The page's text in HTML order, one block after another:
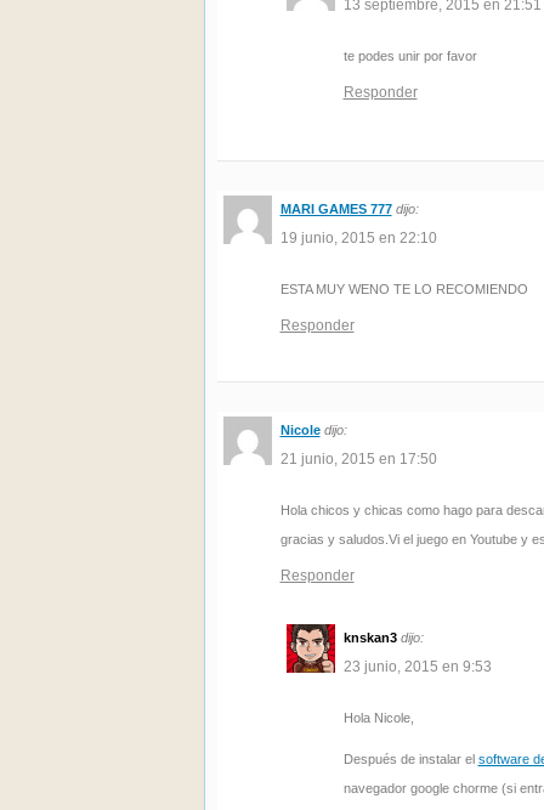
13 septiembre, 2015 en 21:51
te podes unir por favor
Responder
MARI GAMES 777 dijo:
19 junio, 2015 en 22:10
ESTA MUY WENO TE LO RECOMIENDO
Responder
Nicole dijo:
21 junio, 2015 en 17:50
Hola chicos y chicas como hago para
gracias y saludos.Vi el juego en Youtube y
Responder
knskan3 dijo:
23 junio, 2015 en 9:53
Hola Nicole,
Después de instalar el software
navegador google chorme (si